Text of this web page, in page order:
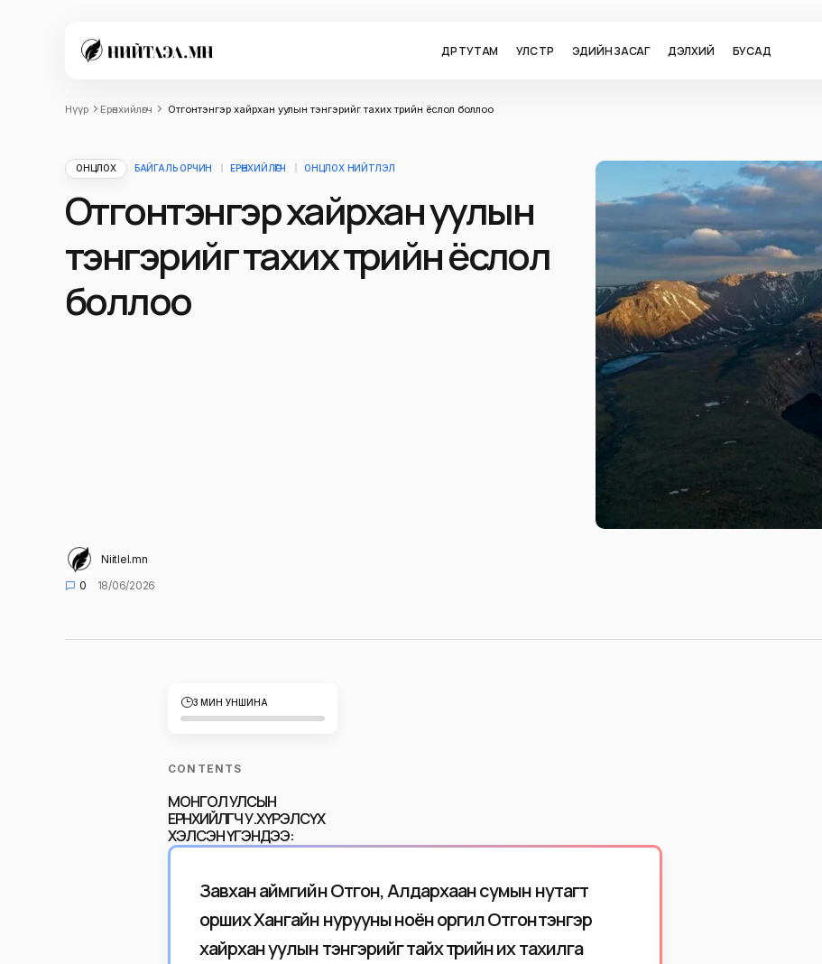
ӨДӨР ТУТАМ УЛС ТӨР ЭДИЙН ЗАСАГ ДЭЛХИЙ БУСАД
Нүүр Ерөнхийлөгч Отгонтэнгэр хайрхан уулын тэнгэрийг тахих төрийн ёслол боллоо
ОНЦЛОХ БАЙГАЛЬ ОРЧИН ЕРӨНХИЙЛӨГЧ ОНЦЛОХ НИЙТЛЭЛ
Отгонтэнгэр хайрхан уулын
тэнгэрийг тахих төрийн ёслол
боллоо
Niitlel.mn
0
18/06/2026
3 МИН УНШИНА
CONTENTS
МОНГОЛ УЛСЫН
ЕРӨНХИЙЛӨГЧ У.ХҮРЭЛСҮХ
ХЭЛСЭН ҮГЭНДЭЭ:
Завхан аймгийн Отгон, Алдархаан сумын нутагт
орших Хангайн нурууны ноён оргил Отгонтэнгэр
хайрхан уулын тэнгэрийг тайх төрийн их тахилга